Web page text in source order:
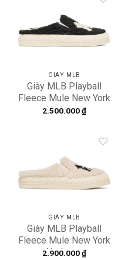
Add to
wishlist
GIÀY MLB
Giày MLB Playball
Fleece Mule New York
Yankees
2.500.000₫
Add to
wishlist
GIÀY MLB
Giày MLB Playball
Fleece Mule New York
Yankees
2.900.000₫